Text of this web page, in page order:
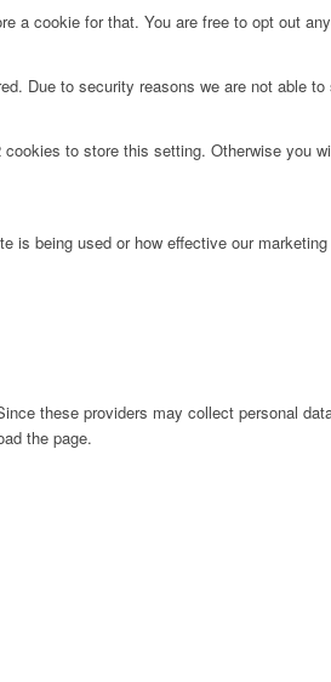
cookie for that. You are free to opt out
Due to security reasons we are not able
to store this setting. Otherwise you
being used or how effective our
these providers may collect personal
the page.